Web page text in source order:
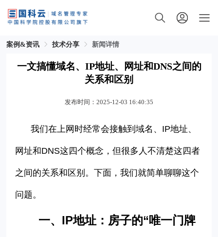
案例&资讯 技术分享 新闻详情
一文搞懂域名、IP地址、网址和DNS之间的
关系和区别
发布时间：2025-12-03 16:40:35
我们在上网时经常会接触到域名、 IP地址、
网址和DNS这四个概念，但很多人不清楚这四者
之间的关系和区别。下面，我们就简单聊聊这个
问题。
一、 IP地址：房子的“唯一门牌